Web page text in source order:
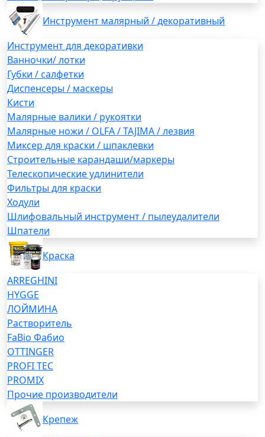
Инструмент малярный / декоративный
Инструмент для декоративки
Ванночки/ лотки
Губки / салфетки
Диспенсеры / маскеры
Кисти
Малярные валики / рукоятки
Малярные ножи / OLFA / TAJIMA / лезвия
Миксер для краски / шпаклевки
Строительные карандаши/маркеры
Телескопические удлинители
Фильтры для краски
Ходули
Шлифовальный инструмент / пылеудалители
Шпатели
Краска
ARREGHINI
HYGGE
ЛОЙМИНА
Растворитель
FaBio Фабио
OTTINGER
PROFI TEC
PROMIX
Прочие производители
Крепеж